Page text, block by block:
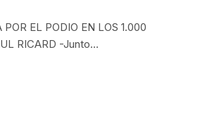
EL PODIO EN LOS 1.000
RICARD -Junto…